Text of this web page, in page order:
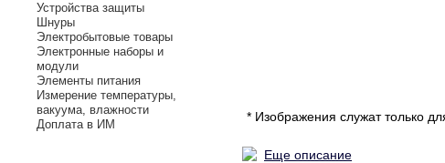
Устройства защиты
Шнуры
Электробытовые товары
Электронные наборы и
модули
Элементы питания
Измерение температуры,
вакуума, влажности
Доплата в ИМ
* Изображения служат только
Еще описание